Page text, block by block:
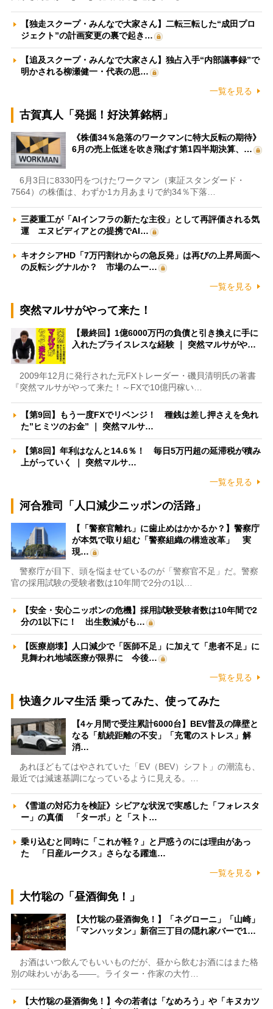
【独走スクープ・みんなで大家さん】二転三転した“成田プロ
ジェクト”の計画変更の裏で起き…
【追及スクープ・みんなで大家さん】独占入手“内部議事録”で
明かされる柳瀬健一・代表の思…
一覧を見る
古賀真人「発掘！好決算銘柄」
《株価34％急落のワークマンに特大反転の期待》
6月の売上低迷を吹き飛ばす第1四半期決算、…
6月3日に8330円をつけたワークマン（東証スタンダード・
7564）の株価は、わずか1カ月あまりで約34％下落…
三菱重工が「AIインフラの新たな主役」として再評価される気
運 エヌビディアとの提携でAI…
キオクシアHD「7万円割れからの急反発」は再びの上昇局面へ
の反転シグナルか？ 市場のムー…
一覧を見る
突然マルサがやって来た！
【最終回】1億6000万円の負債と引き換えに手に
入れたプライスレスな経験 ｜ 突然マルサがや…
2009年12月に発行された元FXトレーダー・磯貝清明氏の著書
『突然マルサがやって来た！～FXで10億円稼い…
【第9回】もう一度FXでリベンジ！ 種銭は差し押さえを免れ
た”ヒミツのお金” ｜ 突然マルサ…
【第8回】年利はなんと14.6％！ 毎日5万円超の延滞税が積み
上がっていく ｜ 突然マルサ…
一覧を見る
河合雅司「人口減少ニッポンの活路」
【「警察官離れ」に歯止めはかかるか？】警察庁
が本気で取り組む「警察組織の構造改革」 実
現…
警察庁が目下、頭を悩ませているのが「警察官不足」だ。警察
官の採用試験の受験者数は10年間で2分の1以…
【安全・安心ニッポンの危機】採用試験受験者数は10年間で2
分の1以下に！ 出生数減がも…
【医療崩壊】人口減少で「医師不足」に加えて「患者不足」に
見舞われ地域医療が限界に 今後…
一覧を見る
快適クルマ生活 乗ってみた、使ってみた
【4ヶ月間で受注累計6000台】BEV普及の障壁と
なる「航続距離の不安」「充電のストレス」解
消…
あれほどもてはやされていた「EV（BEV）シフト」の潮流も、
最近では減速基調になっているように見える。…
《雪道の対応力を検証》シビアな状況で実感した「フォレスタ
ー」の真価 「ターボ」と「スト…
乗り込むと同時に「これが軽？」と戸惑うのには理由があっ
た 「日産ルークス」さらなる躍進…
一覧を見る
大竹聡の「昼酒御免！」
【大竹聡の昼酒御免！】「ネグローニ」「山崎」
「マンハッタン」新宿三丁目の隠れ家バーで1…
お酒はいつ飲んでもいいものだが、昼から飲むお酒にはまた格
別の味わいがある――。ライター・作家の大竹…
【大竹聡の昼酒御免！】今の若者は「なめろう」や「キヌカツ